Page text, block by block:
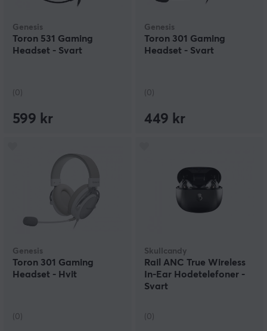
Genesis
Toron 531 Gaming
Headset - Svart
(0)
599 kr
Genesis
Toron 301 Gaming
Headset - Svart
(0)
449 kr
Genesis
Toron 301 Gaming
Headset - Hvit
(0)
Skullcandy
Rail ANC True Wireless
In-Ear Hodetelefoner -
Svart
(0)